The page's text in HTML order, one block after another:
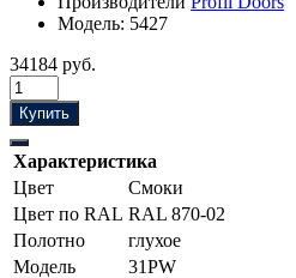
Модель: 5427
34184 руб.
Купить
Характеристика
Цвет
Смоки
Цвет по RAL RAL 870-02
Полотно
глухое
Модель
31PW